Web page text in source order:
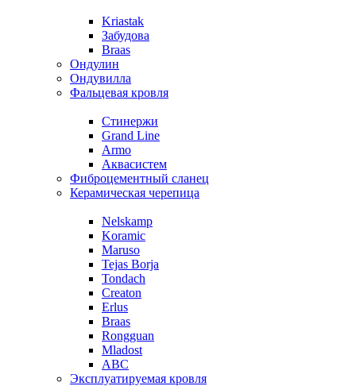
Kriastak
Забудова
Braas
Ондулин
Ондувилла
Фальцевая кровля
Стинержи
Grand Line
Armo
Аквасистем
Фиброцементный сланец
Керамическая черепица
Nelskamp
Koramic
Maruso
Tejas Borja
Tondach
Creaton
Erlus
Braas
Rongguan
Mladost
ABC
Эксплуатируемая кровля